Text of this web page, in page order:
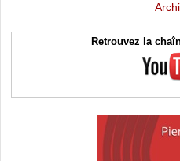
Retrouvez la